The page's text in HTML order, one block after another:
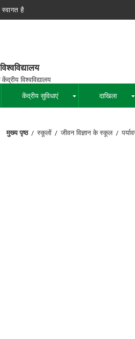
है
केंद्रीय सुविधाएं दाखिला
मुख्य पृष्ठ स्कूलों जीवन विज्ञान के स्कूल